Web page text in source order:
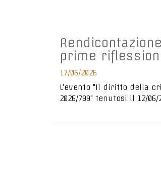
prime
17/06/2026
L'evento "Il diritto della
2026/799" tenutosi il 12/